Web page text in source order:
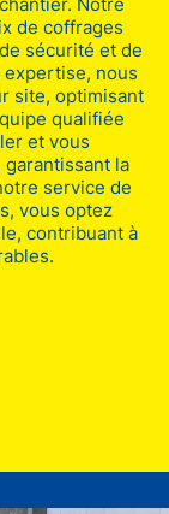
de coffrages
sécurité et de
nous
site, optimisant
qualifiée
et vous
la
service de
vous optez
contribuant à